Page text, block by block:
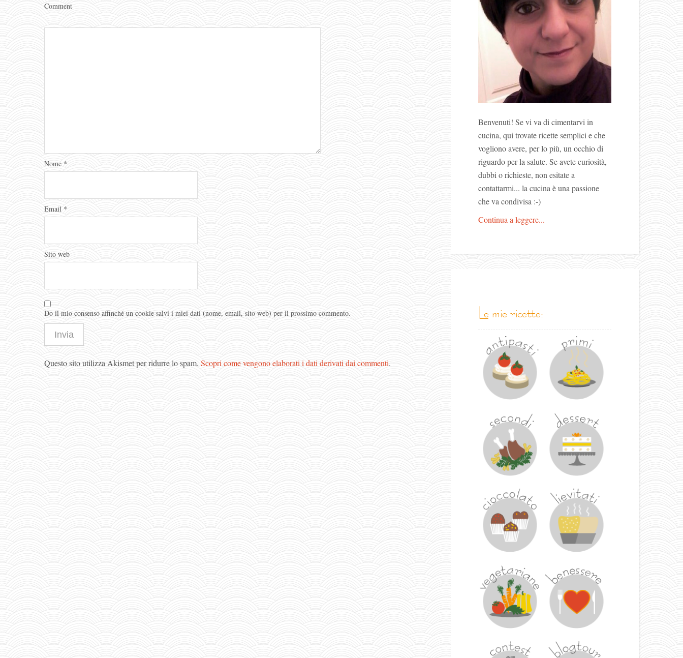
Comment
Nome *
Email *
Sito web
Do il mio consenso affinché un cookie salvi i miei dati (nome, email, sito web) per il prossimo commento.
Questo sito utilizza Akismet per ridurre lo spam. Scopri come vengono elaborati i dati derivati dai commenti.
Benvenuti! Se vi va di cimentarvi in
cucina, qui trovate ricette semplici e che
vogliono avere, per lo più, un occhio di
riguardo per la salute. Se avete curiosità,
dubbi o richieste, non esitate a
contattarmi... la cucina è una passione
che va condivisa :-)
Continua a leggere...
le mie ricette: